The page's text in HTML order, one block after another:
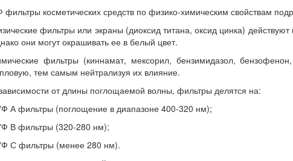
фильтры косметических средств по физико-химическим свойствам
фильтры или экраны (диоксид титана, оксид цинка)
они могут окрашивать ее в белый цвет.
фильтры (киннамат, мексорил, бензимидазол,
тем самым нейтрализуя их влияние.
от длины поглощаемой волны, фильтры делятся на:
А фильтры (поглощение в диапазоне 400-320 нм);
В фильтры (320-280 нм);
С фильтры (менее 280 нм).